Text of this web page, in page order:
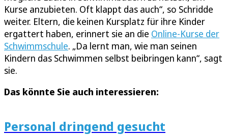
Kurse anzubieten. Oft klappt das auch“, so Schridde
weiter. Eltern, die keinen Kursplatz für ihre Kinder
ergattert haben, erinnert sie an die Online-Kurse der
Schwimmschule. „Da lernt man, wie man seinen
Kindern das Schwimmen selbst beibringen kann“, sagt
sie.
Das könnte Sie auch interessieren:
Personal dringend gesucht